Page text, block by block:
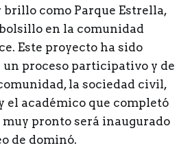
brillo como Parque Estrella,
en la comunidad
Este proyecto ha sido
proceso participativo y de
la sociedad civil,
el académico que completó
muy pronto será inaugurado
de dominó.